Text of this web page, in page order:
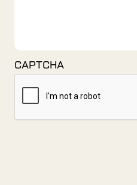
CAPTCHA